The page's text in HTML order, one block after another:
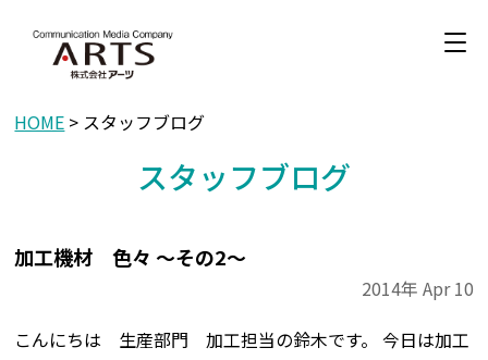
HOME > スタッフブログ
スタッフブログ
加工機材 色々 ～その2～
2014年 Apr 10
こんにちは 生産部門 加工担当の鈴木です。 今日は加工